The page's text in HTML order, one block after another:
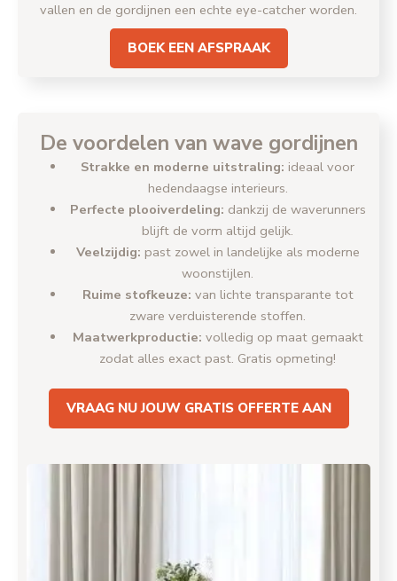
vallen en de gordijnen een echte eye-catcher worden.
BOEK EEN AFSPRAAK
De voordelen van wave gordijnen
Strakke en moderne uitstraling: ideaal voor
hedendaagse interieurs.
Perfecte plooiverdeling: dankzij de waverunners
blijft de vorm altijd gelijk.
Veelzijdig: past zowel in landelijke als moderne
woonstijlen.
Ruime stofkeuze: van lichte transparante tot
zware verduisterende stoffen.
Maatwerkproductie: volledig op maat gemaakt
zodat alles exact past. Gratis opmeting!
VRAAG NU JOUW GRATIS OFFERTE AAN